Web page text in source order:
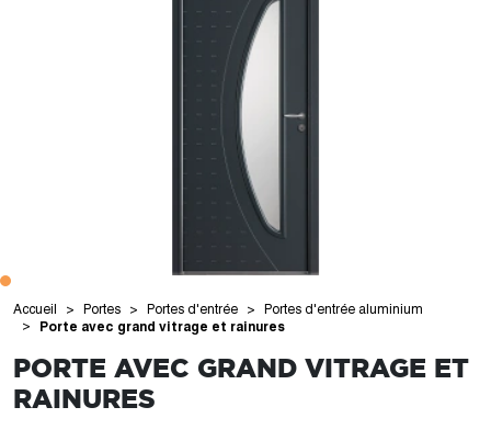
Accueil Portes Portes d'entrée Portes d'entrée aluminium
Porte avec grand vitrage et rainures
PORTE AVEC GRAND VITRAGE ET
RAINURES